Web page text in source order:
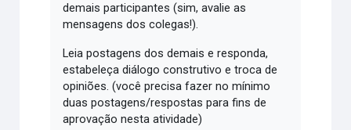
demais participantes (sim, avalie as
mensagens dos colegas!).
Leia postagens dos demais e responda,
estabeleça diálogo construtivo e troca de
opiniões. (você precisa fazer no mínimo
duas postagens/respostas para fins de
aprovação nesta atividade)